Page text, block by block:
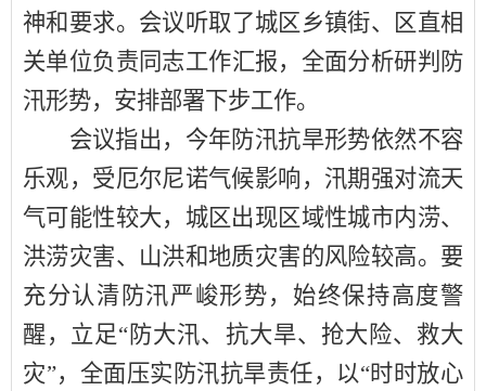
神和要求。 会议听取了城区 乡镇街、区直相
关单位负责同志工作汇报，全面分析研判防
汛形势，安排部署下步工作。
会议指出，今年防汛抗旱形势依然不容
乐观，受厄尔尼诺气候影响，汛期强对流天
气可能性较大，城区出现区域性城市内涝、
洪涝灾害、山洪和地质灾害的风险较高。要
充分认清防汛严峻形势，始终保持高度警
醒，立足“防大汛、抗大旱、抢大险、救大
灾”，全面压实防汛抗旱责任，以“时时放心